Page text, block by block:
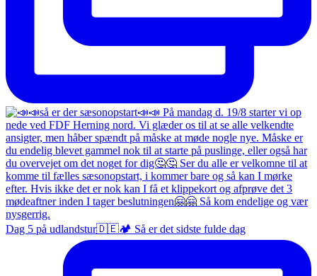
Dag 5 på udlandstur🇩🇪🏕️ Så er det sidste fulde dag